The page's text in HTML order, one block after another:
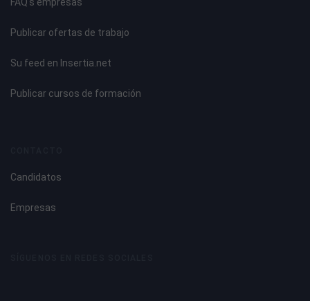
Publicar ofertas de trabajo
Su feed en Insertia.net
Publicar cursos de formación
Candidatos
Empresas